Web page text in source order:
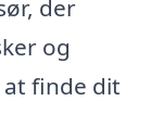
der
og
finde dit